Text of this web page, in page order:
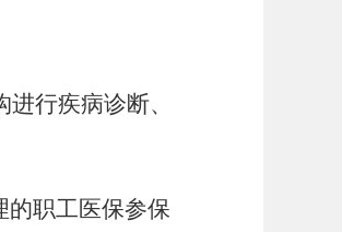
进行疾病诊断、
的职工医保参保